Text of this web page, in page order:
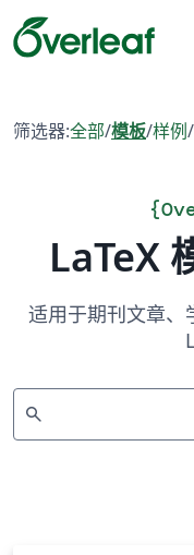
筛选器:全部/模板/样例/
{
LaTeX
适用于期刊文章、
search